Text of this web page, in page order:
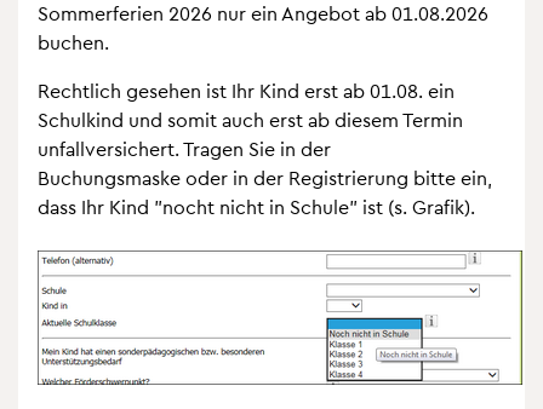
Som­mer­fe­rien 2026 nur ein Ange­bot ab 01.08.2026
buchen.
Recht­lich gese­hen ist Ihr Kind erst ab 01.08. ein
Schul­kind und somit auch erst ab die­sem Ter­min
unfall­ver­si­chert. Tra­gen Sie in der
Buchungs­maske oder in der Regis­trie­rung bitte ein,
dass Ihr Kind "nocht nicht in Schule" ist (s. Gra­fik).